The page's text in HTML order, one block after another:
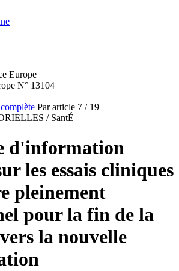
N° 13104
Par article 7 / 19
/ SantÉ
d'information
les essais cliniques
pleinement
pour la fin de la
la nouvelle